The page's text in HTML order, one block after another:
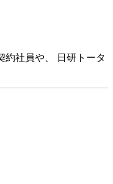
約社員や、 日研トータ